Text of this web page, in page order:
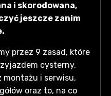
do armatury, a
może być zalany.
krzaki i auta,
wcześniej, by
dostawy
i skorodowana,
jeszcze zanim
przez 9 zasad, które
cysterny.
montażu i serwisu,
oraz to, na co